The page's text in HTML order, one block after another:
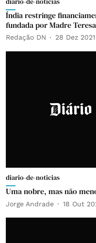
Índia restringe
fundada por Madre Teresa
Redação DN 28 Dez 2021
diario-de-noticias
Uma nobre, mas não
Jorge Andrade 18 Out